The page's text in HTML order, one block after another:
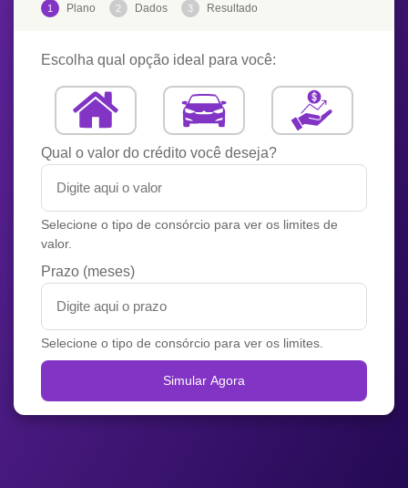
1 Plano 2 Dados 3 Resultado
Escolha qual opção ideal para você:
Qual o valor do crédito você deseja?
Selecione o tipo de consórcio para ver os limites de
valor.
Prazo (meses)
Selecione o tipo de consórcio para ver os limites.
Simular Agora